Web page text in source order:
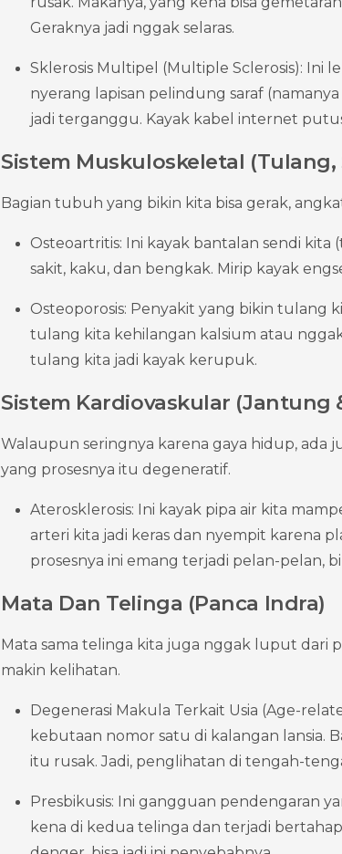
Geraknya jadi nggak selaras.
Sklerosis Multipel (Multiple Sclerosis): Ini
nyerang lapisan pelindung saraf
jadi terganggu. Kayak kabel internet
Sistem Muskuloskeletal (Tulang,
Bagian tubuh yang bikin kita bisa gerak,
Osteoartritis: Ini kayak bantalan sendi kita
sakit, kaku, dan bengkak. Mirip kayak
Osteoporosis: Penyakit yang bikin tulang
tulang kita kehilangan kalsium atau
tulang kita jadi kayak kerupuk.
Sistem Kardiovaskular (Jantung
Walaupun seringnya karena gaya hidup, ada
yang prosesnya itu degeneratif.
Aterosklerosis: Ini kayak pipa air kita
arteri kita jadi keras dan nyempit karena
prosesnya ini emang terjadi pelan-pelan,
Mata Dan Telinga (Panca Indra)
Mata sama telinga kita juga nggak luput dari
makin kelihatan.
Degenerasi Makula Terkait Usia (Age-
kebutaan nomor satu di kalangan lansia.
itu rusak. Jadi, penglihatan di tengah-
Presbikusis: Ini gangguan pendengaran
kena di kedua telinga dan terjadi